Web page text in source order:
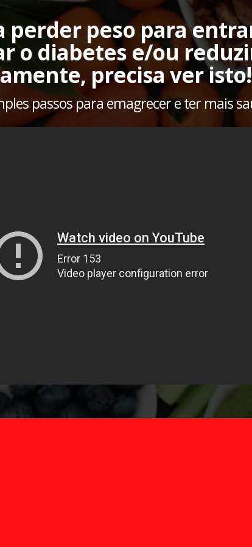
perder peso para
o diabetes e/ou
precisa ver isto!
passos para emagrecer e ter mais